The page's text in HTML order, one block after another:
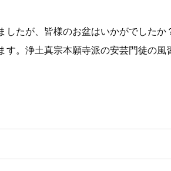
したが、皆様のお盆はいかがでしたか
す。浄土真宗本願寺派の安芸門徒の風